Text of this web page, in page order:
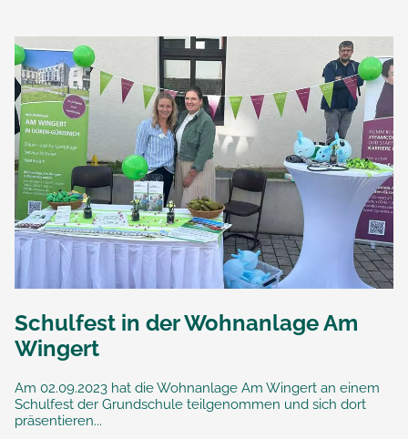
Schulfest in der Wohnanlage Am
Wingert
Am 02.09.2023 hat die Wohnanlage Am Wingert an einem
Schulfest der Grundschule teilgenommen und sich dort
präsentieren...